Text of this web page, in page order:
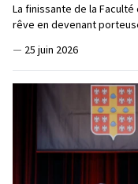
La finissante de la
rêve en devenant
— 25 juin 2026